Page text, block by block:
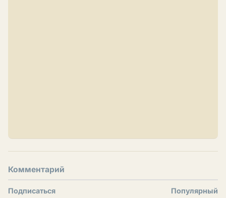
Комментарий
Подписаться Популярный